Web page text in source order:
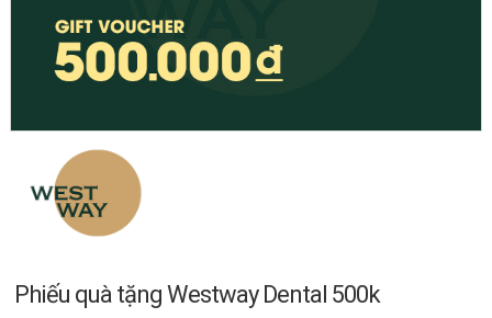
Phiếu quà tặng Westway Dental 500k